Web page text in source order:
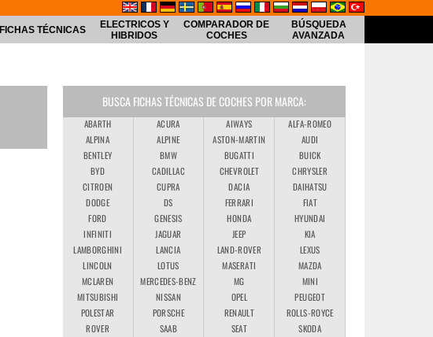
FICHAS TÉCNICAS
ELECTRICOS Y
HIBRIDOS
COMPARADOR DE
COCHES
BÚSQUEDA
AVANZADA
BUSCA FICHAS TÉCNICAS DE COCHES POR MARCA:
ABARTH ACURA AIWAYS
ALFA-ROMEO
ALPINA
ALPINE ASTON-MARTIN
AUDI
BENTLEY
BMW BUGATTI
BUICK
BYD
CADILLAC CHEVROLET
CHRYSLER
CITROEN
CUPRA DACIA
DAIHATSU
DODGE
DS FERRARI
FIAT
FORD
GENESIS HONDA
HYUNDAI
INFINITI
JAGUAR JEEP
KIA
LAMBORGHINI
LANCIA LAND-ROVER
LEXUS
LINCOLN
LOTUS MASERATI
MAZDA
MCLAREN
MERCEDES-BENZ MG
MINI
MITSUBISHI
NISSAN OPEL
PEUGEOT
POLESTAR
PORSCHE RENAULT
ROLLS-ROYCE
ROVER
SAAB SEAT
SKODA